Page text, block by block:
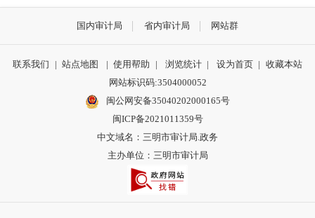
国内审计局 省内审计局 网站群
联系我们 | 站点地图 | 使用帮助 | 浏览统计 | 设为首页 | 收藏本站
网站标识码:3504000052
闽公网安备35040202000165号
闽ICP备2021011359号
中文域名：三明市审计局.政务
主办单位：三明市审计局